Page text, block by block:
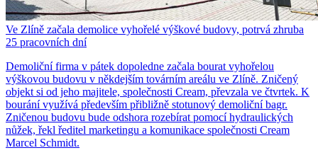
Ve Zlíně začala demolice vyhořelé výškové budovy, potrvá zhruba
25 pracovních dní
Demoliční firma v pátek dopoledne začala bourat vyhořelou
výškovou budovu v někdejším továrním areálu ve Zlíně. Zničený
objekt si od jeho majitele, společnosti Cream, převzala ve čtvrtek. K
bourání využívá především přibližně stotunový demoliční bagr.
Zničenou budovu bude odshora rozebírat pomocí hydraulických
nůžek, řekl ředitel marketingu a komunikace společnosti Cream
Marcel Schmidt.